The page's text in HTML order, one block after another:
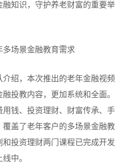
知识，守护养老财富的重要举
场景金融教育需求
绍，本次推出的老年金融视频
投教内容，更加系统和全面。
钱、投资理财、财富传承、手
盖了老年客户的多场景金融教
投资理财两门课程已完成开发
中。